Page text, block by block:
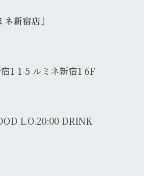
新宿店」
1-1-5 ルミネ新宿1 6F
L.O.20:00 DRINK